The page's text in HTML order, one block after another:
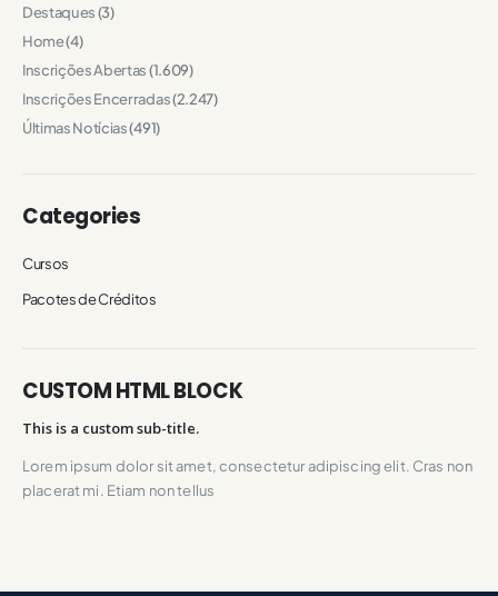
Destaques(3)
Home(4)
Inscrições Abertas(1.609)
Inscrições Encerradas(2.247)
Últimas Notícias(491)
Categories
Cursos
Pacotes de Créditos
CUSTOM HTML BLOCK
This is a custom sub-title.
Lorem ipsum dolor sit amet, consectetur adipiscing elit. Cras non
placerat mi. Etiam non tellus